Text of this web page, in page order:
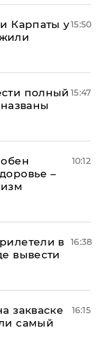
Карпаты у15:50
полный 15:47
–
10:12
в
вывести
16:38
закваске
самый
16:15